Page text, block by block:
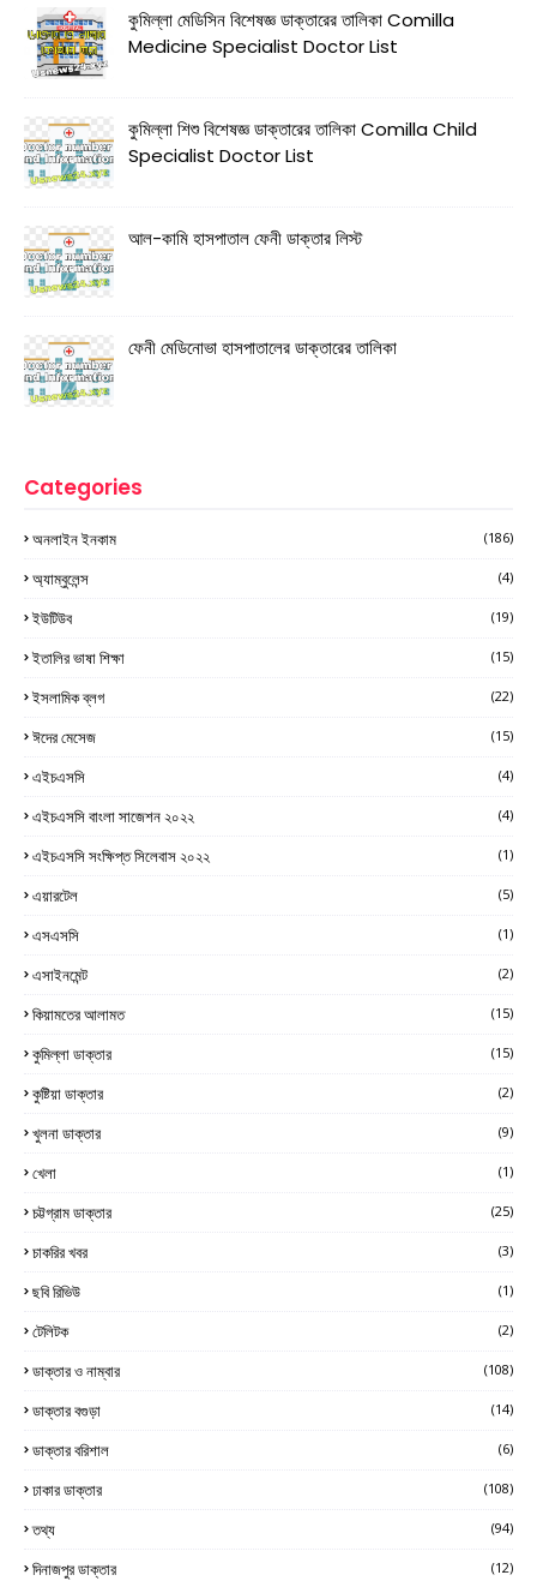
কুমিল্লা মেডিসিন বিশেষজ্ঞ ডাক্তারের তালিকা Comilla
Medicine Specialist Doctor List
কুমিল্লা শিশু বিশেষজ্ঞ ডাক্তারের তালিকা Comilla Child
Specialist Doctor List
আল-কামি হাসপাতাল ফেনী ডাক্তার লিস্ট
ফেনী মেডিনোভা হাসপাতালের ডাক্তারের তালিকা
Categories
অনলাইন ইনকাম (186)
অ্যাম্বুলেন্স (4)
ইউটিউব (19)
ইতালির ভাষা শিক্ষা (15)
ইসলামিক ব্লগ (22)
ঈদের মেসেজ (15)
এইচএসসি (4)
এইচএসসি বাংলা সাজেশন ২০২২ (4)
এইচএসসি সংক্ষিপ্ত সিলেবাস ২০২২ (1)
এয়ারটেল (5)
এসএসসি (1)
এসাইনমেন্ট (2)
কিয়ামতের আলামত (15)
কুমিল্লা ডাক্তার (15)
কুষ্টিয়া ডাক্তার (2)
খুলনা ডাক্তার (9)
খেলা (1)
চট্টগ্রাম ডাক্তার (25)
চাকরির খবর (3)
ছবি রিভিউ (1)
টেলিটক (2)
ডাক্তার ও নাম্বার (108)
ডাক্তার বগুড়া (14)
ডাক্তার বরিশাল (6)
ঢাকার ডাক্তার (108)
তথ্য (94)
দিনাজপুর ডাক্তার (12)